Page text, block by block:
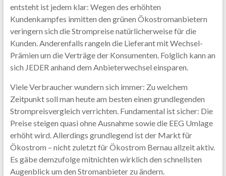
entsteht ist jedem klar: Wegen des erhöhten
Kundenkampfes inmitten den grünen Ökostromanbietern
veringern sich die Strompreise natürlicherweise für die
Kunden. Anderenfalls rangeln die Lieferant mit Wechsel-
Prämien um die Verträge der Konsumenten. Folglich kann an
sich JEDER anhand dem Anbieterwechsel einsparen.
Viele Verbraucher wundern sich immer: Zu welchem
Zeitpunkt soll man heute am besten einen grundlegenden
Strompreisvergleich verrichten. Fundamental ist sicher: Die
Preise steigen quasi ohne Ausnahme sowie die EEG Umlage
erhöht wird. Allerdings grundlegend ist der Markt für
Ökostrom – nicht zuletzt für Ökostrom Bernau allzeit aktiv.
Es gäbe demzufolge mitnichten wirklich den schnellsten
Augenblick um den Stromanbieter zu ändern.